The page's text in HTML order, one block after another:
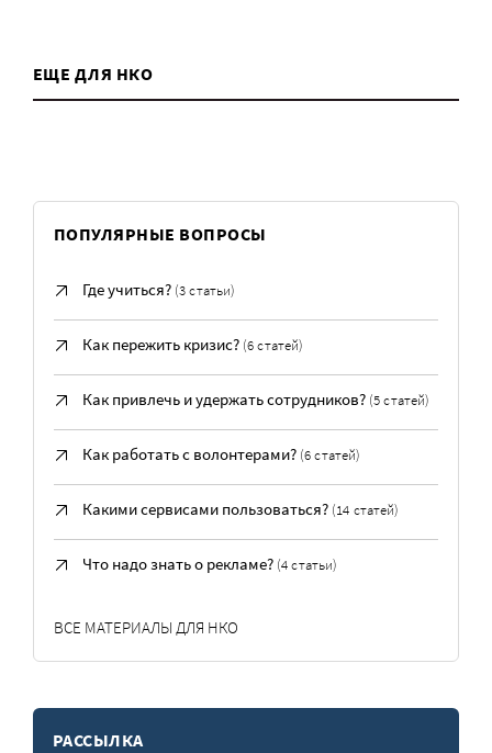
ЕЩЕ ДЛЯ НКО
ПОПУЛЯРНЫЕ ВОПРОСЫ
Где учиться? (3 статьи)
Как пережить кризис? (6 статей)
Как привлечь и удержать сотрудников? (5 статей)
Как работать с волонтерами? (6 статей)
Какими сервисами пользоваться? (14 статей)
Что надо знать о рекламе? (4 статьи)
ВСЕ МАТЕРИАЛЫ ДЛЯ НКО
РАССЫЛКА